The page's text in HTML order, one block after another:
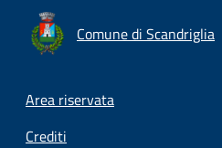
Comune di Scandriglia
Footer menu
Area riservata
Crediti